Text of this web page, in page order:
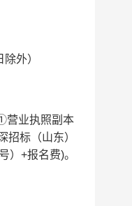
外）
营业执照副本
招标（山东）
号）+报名费)。